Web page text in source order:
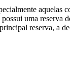
uma reserva
reserva, a